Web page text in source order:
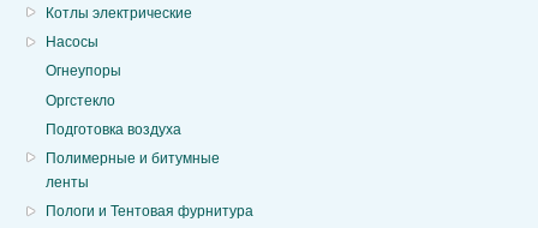
Котлы электрические
Насосы
Огнеупоры
Оргстекло
Подготовка воздуха
Полимерные и битумные
ленты
Пологи и Тентовая фурнитура